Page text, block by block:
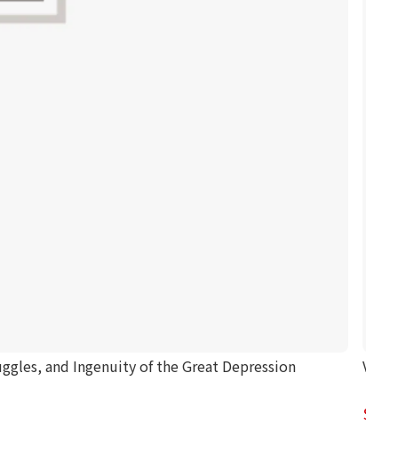
and Ingenuity of the Great Depression